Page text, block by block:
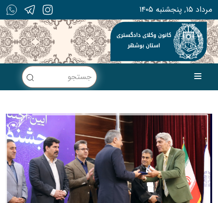
۱۴۰۵ مرداد ۱۵, پنجشنبه